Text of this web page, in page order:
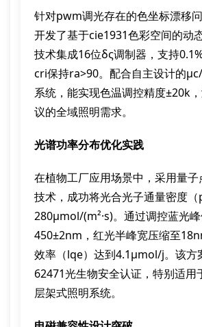
针对pwm调光存在的色坐标漂移
开发了基于cie1931色彩空间的动
技术集成16位δς调制器，支持
cri保持ra>90。配合自主设计的
系统，能实现色温调控精度±20k
议的全域照明需求。
光谱功率分布优化实践
在植物工厂应用场景中，采用量
技术，成功将光合光子通量密度
280μmol/(m²·s)。通过调控蓝光
450±2nm，红光半峰宽压缩至
效率（lqe）达到4.1μmol/j。该方
62471光生物安全认证，特别适用
层架式照明系统。